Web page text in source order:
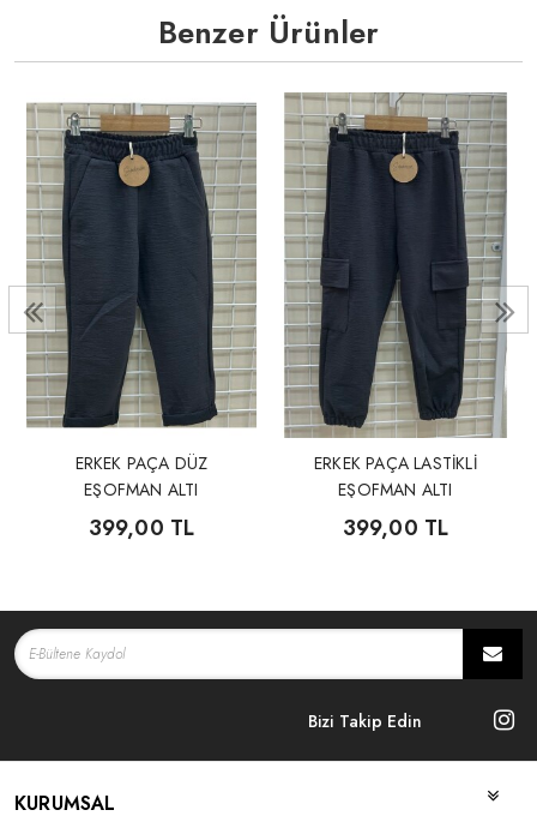
Benzer Ürünler
ERKEK PAÇA DÜZ
EŞOFMAN ALTI
399,00 TL
ERKEK PAÇA LASTİKLİ
EŞOFMAN ALTI
399,00 TL
Bizi Takip Edin
KURUMSAL